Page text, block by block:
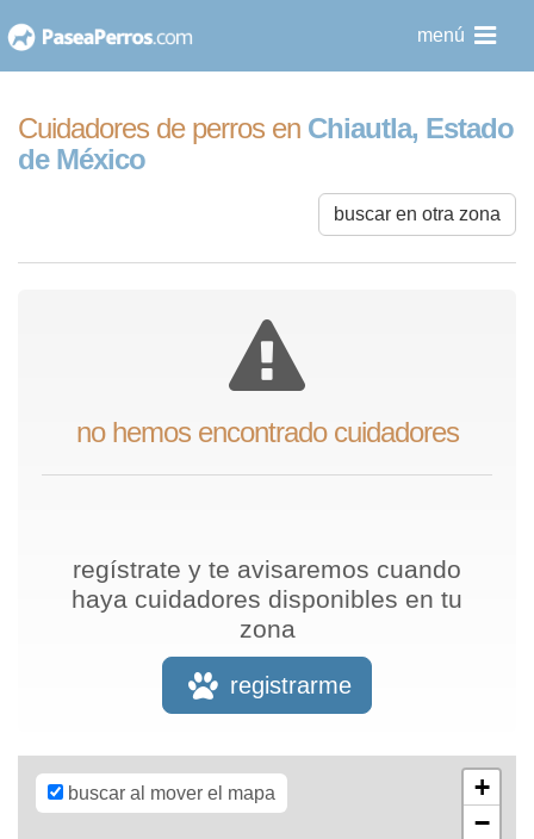
al
menú
Cuidadores de perros en Chiautla, Estado
de México
buscar en otra zona
no hemos encontrado cuidadores
regístrate y te avisaremos cuando
haya cuidadores disponibles en tu
zona
registrarme
buscar al mover el mapa
+
−
OpenStreetMap
CC-BY-SA